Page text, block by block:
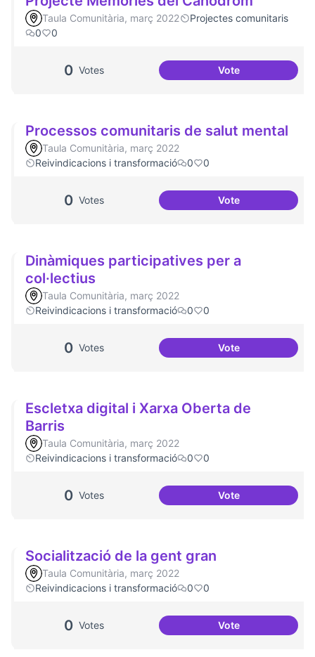
Taula Comunitària, març 2022
Projectes comunitaris
0
0
0 Votes VoteProjecte
Processos comunitaris de salut mental
Taula Comunitària, març 2022
Reivindicacions i transformació
0 0
0 Votes VoteProcessos
Dinàmiques participatives per a
col·lectius
Taula Comunitària, març 2022
Reivindicacions i transformació
0 0
0 Votes VoteDinàmiques
Escletxa digital i Xarxa Oberta de
Barris
Taula Comunitària, març 2022
Reivindicacions i transformació
0 0
0 Votes VoteEscletxa digital i
Socialització de la gent gran
Taula Comunitària, març 2022
Reivindicacions i transformació
0 0
0 Votes VoteSocialització de